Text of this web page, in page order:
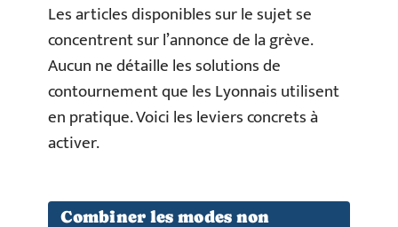
Les articles disponibles sur le sujet se
concentrent sur l’annonce de la grève.
Aucun ne détaille les solutions de
contournement que les Lyonnais utilisent
en pratique. Voici les leviers concrets à
activer.
Combiner les modes non